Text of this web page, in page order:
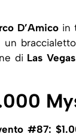
D’Amico in
un
di Las Vegas
#87: